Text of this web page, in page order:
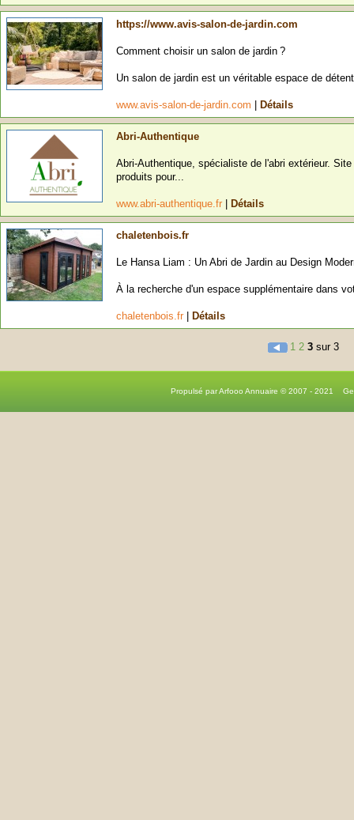
https://www.avis-salon-de-jardin.com
Comment choisir un salon de jardin ?
Un salon de jardin est un véritable espace de
www.avis-salon-de-jardin.com Détails
Abri-Authentique
Abri-Authentique, spécialiste de l'abri extérieur.
produits pour...
www.abri-authentique.fr Détails
chaletenbois.fr
Le Hansa Liam : Un Abri de Jardin au Design
À la recherche d'un espace supplémentaire dans
chaletenbois.fr Détails
1 2 3 sur 3
Propulsé par Arfooo Annuaire © 2007 - 2021